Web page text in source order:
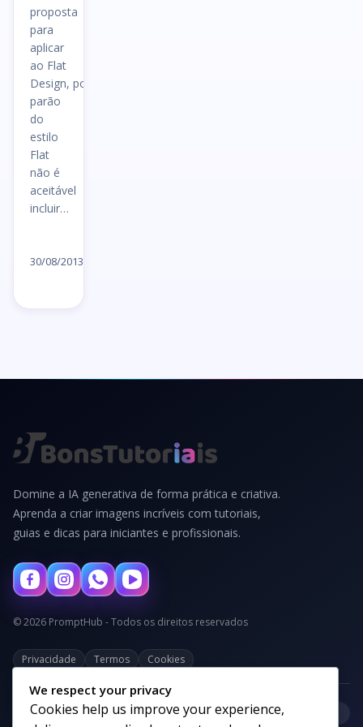
proposta
para
aplicar
ao Flat
Design, por
parão
do
estilo
Flat
não é
aceitável
incluir…
30/08/2013
Domine a IA generativa de forma prática e criativa.
Aprenda a criar imagens incríveis com tutoriais,
guias e dicas para iniciantes e profissionais.
© 2026 PromptHub - Todos os direitos reservados
Privacidade Termos Cookies
Categorias
We respect your privacy
Cookies help us improve your experience,